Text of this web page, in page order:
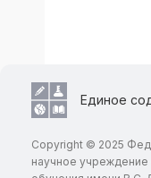
Единое
Copyright © 2025
научное учреждение